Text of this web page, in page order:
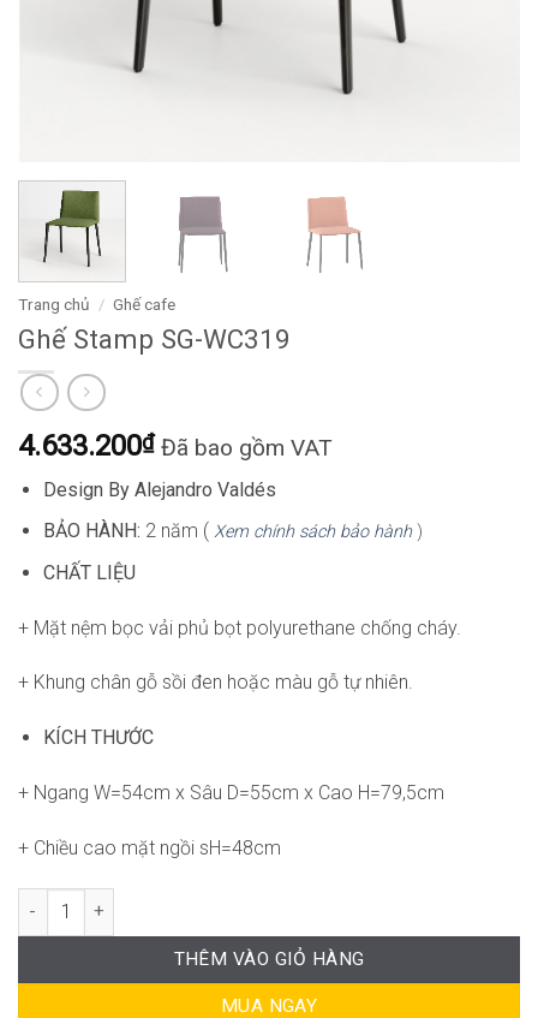
Trang chủ / Ghế cafe
Ghế Stamp SG-WC319
4.633.200₫ Đã bao gồm VAT
Design By Alejandro Valdés
BẢO HÀNH: 2 năm ( Xem chính sách bảo hành)
CHẤT LIỆU
+ Mặt nệm bọc vải phủ bọt polyurethane chống cháy.
+ Khung chân gỗ sồi đen hoặc màu gỗ tự nhiên.
KÍCH THƯỚC
+ Ngang W=54cm x Sâu D=55cm x Cao H=79,5cm
+ Chiều cao mặt ngồi sH=48cm
Ghế Stamp SG-WC319 số lượng
THÊM VÀO GIỎ HÀNG
MUA NGAY